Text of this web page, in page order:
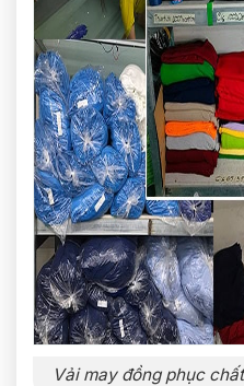
Vải may đồng phục